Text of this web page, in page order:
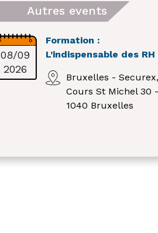
Autres events
08/09
2026
Formation :
L’indispensable des RH
Bruxelles - Securex,
Cours St Michel 30
1040 Bruxelles